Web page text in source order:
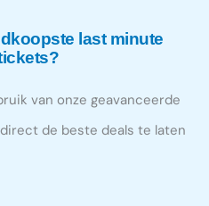
last minute
van onze geavanceerde
de beste deals te laten